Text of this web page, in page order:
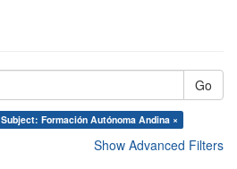
Go
Subject: Formación Autónoma Andina ×
Show Advanced Filters